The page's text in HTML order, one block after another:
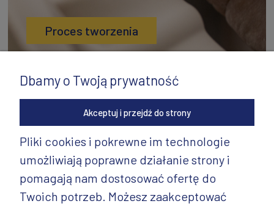
Proces tworzenia
INFORMACJE
Dbamy o Twoją prywatność
Akceptuj i przejdź do strony
Pliki cookies i pokrewne im technologie
umożliwiają poprawne działanie strony i
pomagają nam dostosować ofertę do
Twoich potrzeb. Możesz zaakceptować